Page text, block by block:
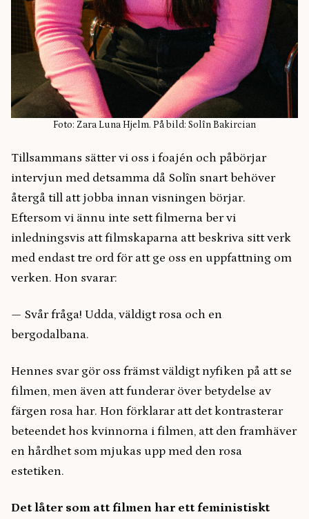
Foto: Zara Luna Hjelm. På bild: Solîn Bakircian
Tillsammans sätter vi oss i foajén och påbörjar
intervjun med detsamma då Solîn snart behöver
återgå till att jobba innan visningen börjar.
Eftersom vi ännu inte sett filmerna ber vi
inledningsvis att filmskaparna att beskriva sitt verk
med endast tre ord för att ge oss en uppfattning om
verken. Hon svarar:
— Svår fråga! Udda, väldigt rosa och en
bergodalbana.
Hennes svar gör oss främst väldigt nyfiken på att se
filmen, men även att funderar över betydelse av
färgen rosa har. Hon förklarar att det kontrasterar
beteendet hos kvinnorna i filmen, att den framhäver
en hårdhet som mjukas upp med den rosa
estetiken.
Det låter som att filmen har ett feministiskt